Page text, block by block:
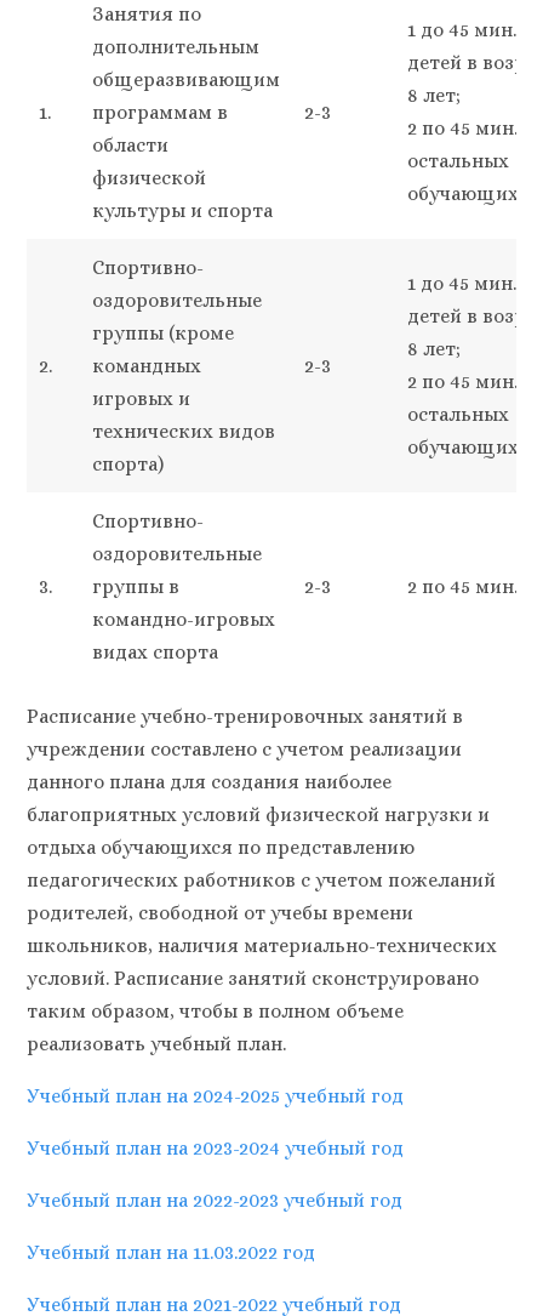
1.
Занятия по
дополнительным
общеразвивающим
программам в
области
физической
культуры и спорта
2-3
1 до 45 мин.
детей в
8 лет;
2 по 45 мин. –
остальных
обучающихся;
2.
Спортивно-
оздоровительные
группы (кроме
командных
игровых и
технических видов
спорта)
2-3
1 до 45 мин.
детей в
8 лет;
2 по 45 мин. –
остальных
обучающихся;
3.
Спортивно-
оздоровительные
группы в
командно-игровых
видах спорта
2-3 2 по 45 мин.;
Расписание учебно-тренировочных занятий в
учреждении составлено с учетом реализации
данного плана для создания наиболее
благоприятных условий физической нагрузки и
отдыха обучающихся по представлению
педагогических работников с учетом пожеланий
родителей, свободной от учебы времени
школьников, наличия материально-технических
условий. Расписание занятий сконструировано
таким образом, чтобы в полном объеме
реализовать учебный план.
Учебный план на 2024-2025 учебный год
Учебный план на 2023-2024 учебный год
Учебный план на 2022-2023 учебный год
Учебный план на 11.03.2022 год
Учебный план на 2021-2022 учебный год